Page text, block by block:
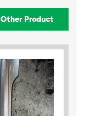
Other Product